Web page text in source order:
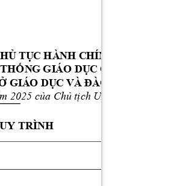
Ủ TỤC HÀNH CHÍNH
THỐNG GIÁO DỤC QU
GIÁO DỤC VÀ ĐÀO
2025 của Chủ tịch UBND thành
TRÌNH